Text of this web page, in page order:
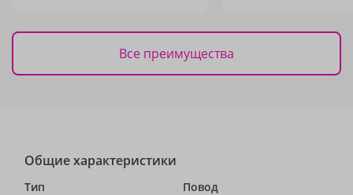
Все преимущества
Общие характеристики
Тип
Повод